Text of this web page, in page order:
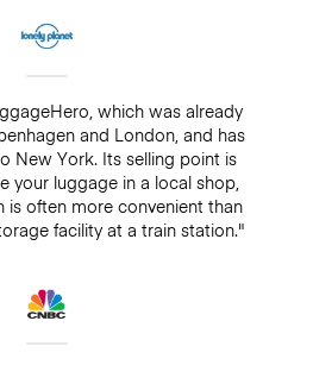
which was already
and London, and has
New York. Its selling point is
your luggage in a local shop,
is often more convenient than
facility at a train station."